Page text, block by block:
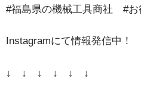
#福島県の機械工具商社 #お
Instagramにて情報発信中！
↓ ↓ ↓ ↓ ↓ ↓